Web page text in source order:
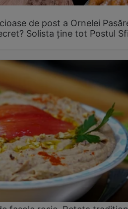
de post a Ornelei
Solista ține tot Postul